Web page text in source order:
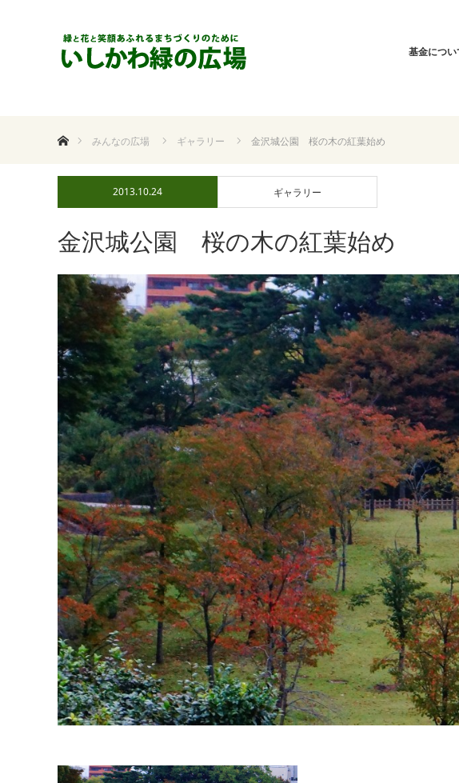
基金につい
みんなの広場
ギャラリー 金沢城公園 桜の木の紅葉始め
2013.10.24 ギャラリー
金沢城公園 桜の木の紅葉始め